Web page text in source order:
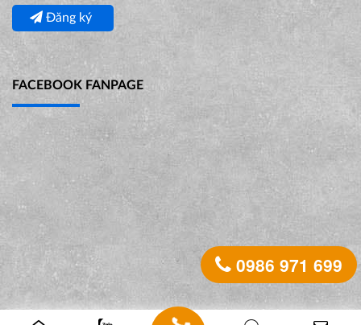
Đăng ký
FACEBOOK FANPAGE
0986 971 699